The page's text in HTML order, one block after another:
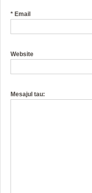
* Email
Website
Mesajul tau: